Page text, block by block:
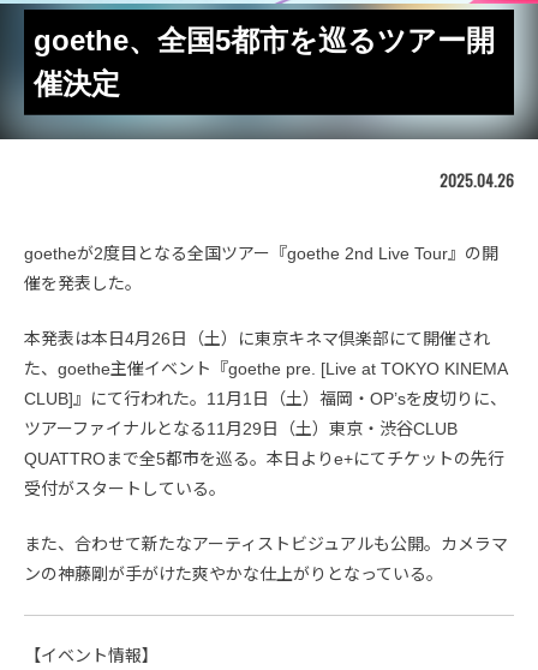
goethe、全国5都市を巡るツアー開
催決定
2025.04.26
goetheが2度目となる全国ツアー『goethe 2nd Live Tour』の開
催を発表した。
本発表は本日4月26日（土）に東京キネマ倶楽部にて開催され
た、goethe主催イベント『goethe pre. [Live at TOKYO KINEMA
CLUB]』にて行われた。11月1日（土）福岡・OP’sを皮切りに、
ツアーファイナルとなる11月29日（土）東京・渋谷CLUB
QUATTROまで全5都市を巡る。本日よりe+にてチケットの先行
受付がスタートしている。
また、合わせて新たなアーティストビジュアルも公開。カメラマ
ンの神藤剛が手がけた爽やかな仕上がりとなっている。
【イベント情報】